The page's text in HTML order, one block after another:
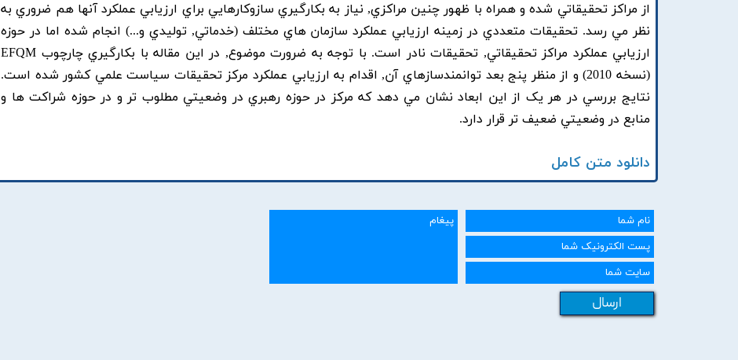
از مراکز تحقيقاتي شده و همراه با ظهور چنين مراکزي, نياز به بکارگيري سازوکارهايي براي ارزيابي عملکرد آنها هم ضروري به
نظر مي رسد. تحقيقات متعددي در زمينه ارزيابي عملکرد سازمان هاي مختلف (خدماتي, توليدي و...) انجام شده اما در حوزه
ارزيابي عملکرد مراکز تحقيقاتي, تحقيقات نادر است. با توجه به ضرورت موضوع, در اين مقاله با بکارگيري چارچوب EFQM
(نسخه 2010) و از منظر پنج بعد توانمندسازهاي آن, اقدام به ارزيابي عملکرد مرکز تحقيقات سياست علمي کشور شده است.
نتايج بررسي در هر يک از اين ابعاد نشان مي دهد که مرکز در حوزه رهبري در وضعيتي مطلوب تر و در حوزه شراکت ها و
منابع در وضعيتي ضعيف تر قرار دارد.
دانلود متن کامل
ارسال